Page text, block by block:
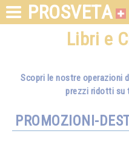
PROSVETA
Libri e
Scopri le nostre operazioni
prezzi ridotti su
PROMOZIONI-